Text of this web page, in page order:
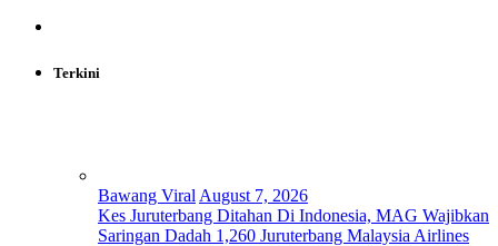
Terkini
Bawang Viral August 7, 2026
Kes Juruterbang Ditahan Di Indonesia, MAG Wajibkan
Saringan Dadah 1,260 Juruterbang Malaysia Airlines